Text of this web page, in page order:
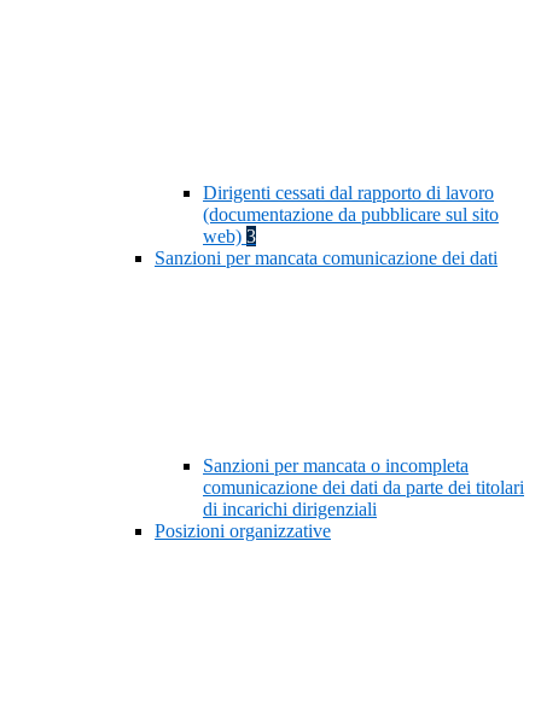
Dirigenti cessati dal rapporto di lavoro
(documentazione da pubblicare sul sito
web) 3
Sanzioni per mancata comunicazione dei dati
Sanzioni per mancata o incompleta
comunicazione dei dati da parte dei titolari
di incarichi dirigenziali
Posizioni organizzative